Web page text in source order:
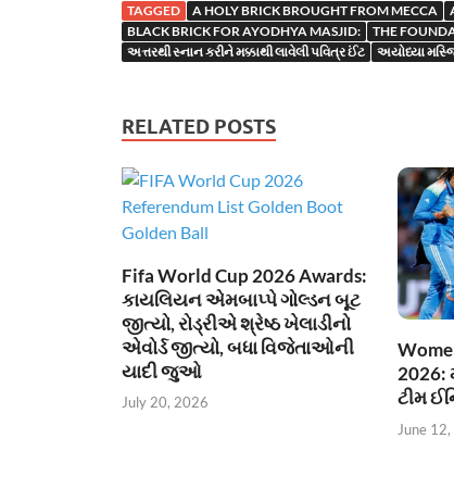
TAGGED A HOLY BRICK BROUGHT FROM MECCA
BLACK BRICK FOR AYODHYA MASJID:
THE
અત્તરથી સ્નાન કરીને મક્કાથી લાવેલી પવિત્ર ઈંટ
અયોધ્યા
RELATED POSTS
Fifa World Cup 2026 Awards:
કાયલિયન એમબાપ્પે ગોલ્ડન બૂટ
જીત્યો, રોડ્રીએ શ્રેષ્ઠ ખેલાડીનો
એવોર્ડ જીત્યો, બધા વિજેતાઓની
યાદી જુઓ
July 20, 2026
2026:
ટીમ
June